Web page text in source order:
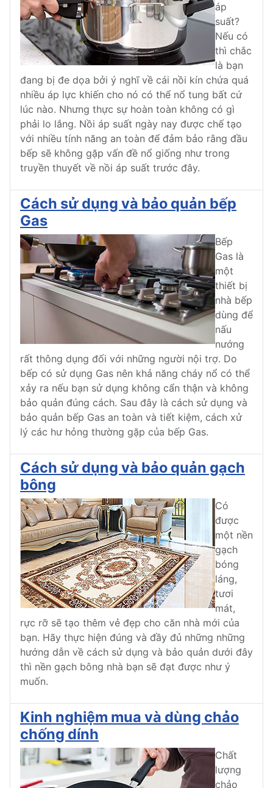
áp
suất?
Nếu có
thì chắc
là bạn
đang bị đe dọa bởi ý nghĩ về cái nồi kín chứa quá
nhiều áp lực khiến cho nó có thể nổ tung bất cứ
lúc nào. Nhưng thực sự hoàn toàn không có gì
phải lo lắng. Nồi áp suất ngày nay được chế tạo
với nhiều tính năng an toàn để đảm bảo rằng đầu
bếp sẽ không gặp vấn đề nổ giống như trong
truyền thuyết về nồi áp suất trước đây.
Cách sử dụng và bảo quản bếp
Gas
Bếp
Gas là
một
thiết bị
nhà bếp
dùng để
nấu
nướng
rất thông dụng đối với những người nội trợ. Do
bếp có sử dụng Gas nên khả năng cháy nổ có thể
xảy ra nếu bạn sử dụng không cẩn thận và không
bảo quản đúng cách. Sau đây là cách sử dụng và
bảo quản bếp Gas an toàn và tiết kiệm, cách xử
lý các hư hỏng thường gặp của bếp Gas.
Cách sử dụng và bảo quản gạch
bông
Có
được
một nền
gạch
bóng
láng,
tươi
mát,
rực rỡ sẽ tạo thêm vẻ đẹp cho căn nhà mới của
bạn. Hãy thực hiện đúng và đầy đủ những những
hướng dẫn về cách sử dụng và bảo quản dưới đây
thì nền gạch bông nhà bạn sẽ đạt được như ý
muốn.
Kinh nghiệm mua và dùng chảo
chống dính
Chất
lượng
chảo